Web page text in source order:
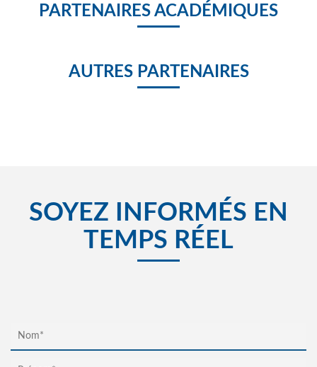
PARTENAIRES ACADÉMIQUES
AUTRES PARTENAIRES
SOYEZ INFORMÉS EN
TEMPS RÉEL